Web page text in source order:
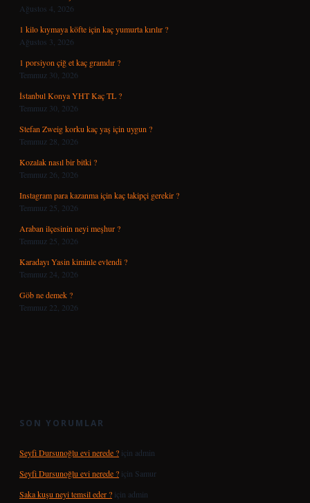
Ağustos 4, 2026
1 kilo kıymaya köfte için kaç yumurta kırılır ?
Ağustos 3, 2026
1 porsiyon çiğ et kaç gramdır ?
Temmuz 30, 2026
İstanbul Konya YHT Kaç TL ?
Temmuz 30, 2026
Stefan Zweig korku kaç yaş için uygun ?
Temmuz 28, 2026
Kozalak nasıl bir bitki ?
Temmuz 26, 2026
Instagram para kazanma için kaç takipçi gerekir ?
Temmuz 25, 2026
Araban ilçesinin neyi meşhur ?
Temmuz 25, 2026
Karadayı Yasin kiminle evlendi ?
Temmuz 24, 2026
Göb ne demek ?
Temmuz 22, 2026
SON YORUMLAR
Seyfi Dursunoğlu evi nerede ? için admin
Seyfi Dursunoğlu evi nerede ? için Samur
Saka kuşu neyi temsil eder ? için admin